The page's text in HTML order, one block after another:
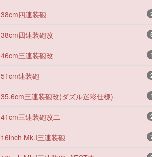
38cm四連装砲
38cm四連装砲改
46cm三連装砲改
51cm連装砲
35.6cm三連装砲改(ダズル迷彩仕様)
41cm三連装砲改二
16inch Mk.I三連装砲